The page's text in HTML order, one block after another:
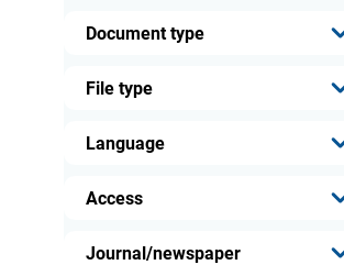
Document type
File type
Language
Access
Journal/newspaper